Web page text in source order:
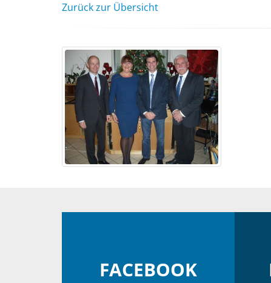
Zurück zur Übersicht
FACEBOOK